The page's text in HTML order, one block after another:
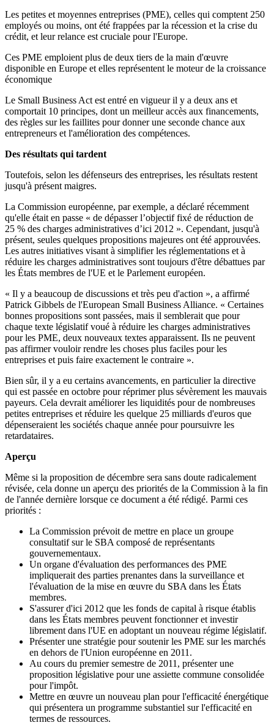
Les petites et moyennes entreprises (PME), celles qui comptent 250
employés ou moins, ont été frappées par la récession et la crise du
crédit, et leur relance est cruciale pour l'Europe.
Ces PME emploient plus de deux tiers de la main d'œuvre
disponible en Europe et elles représentent le moteur de la croissance
économique
Le Small Business Act est entré en vigueur il y a deux ans et
comportait 10 principes, dont un meilleur accès aux financements,
des règles sur les faillites pour donner une seconde chance aux
entrepreneurs et l'amélioration des compétences.
Des résultats qui tardent
Toutefois, selon les défenseurs des entreprises, les résultats restent
jusqu'à présent maigres.
La Commission européenne, par exemple, a déclaré récemment
qu'elle était en passe « de dépasser l’objectif fixé de réduction de
25 % des charges administratives d’ici 2012 ». Cependant, jusqu'à
présent, seules quelques propositions majeures ont été approuvées.
Les autres initiatives visant à simplifier les réglementations et à
réduire les charges administratives sont toujours d'être débattues par
les États membres de l'UE et le Parlement européen.
« Il y a beaucoup de discussions et très peu d'action », a affirmé
Patrick Gibbels de l'European Small Business Alliance. « Certaines
bonnes propositions sont passées, mais il semblerait que pour
chaque texte législatif voué à réduire les charges administratives
pour les PME, deux nouveaux textes apparaissent. Ils ne peuvent
pas affirmer vouloir rendre les choses plus faciles pour les
entreprises et puis faire exactement le contraire ».
Bien sûr, il y a eu certains avancements, en particulier la directive
qui est passée en octobre pour réprimer plus sévèrement les mauvais
payeurs. Cela devrait améliorer les liquidités pour de nombreuses
petites entreprises et réduire les quelque 25 milliards d'euros que
dépenseraient les sociétés chaque année pour poursuivre les
retardataires.
Aperçu
Même si la proposition de décembre sera sans doute radicalement
révisée, cela donne un aperçu des priorités de la Commission à la fin
de l'année dernière lorsque ce document a été rédigé. Parmi ces
priorités :
La Commission prévoit de mettre en place un groupe
consultatif sur le SBA composé de représentants
gouvernementaux.
Un organe d'évaluation des performances des PME
impliquerait des parties prenantes dans la surveillance et
l'évaluation de la mise en œuvre du SBA dans les États
membres.
S'assurer d'ici 2012 que les fonds de capital à risque établis
dans les États membres peuvent fonctionner et investir
librement dans l'UE en adoptant un nouveau régime législatif.
Présenter une stratégie pour soutenir les PME sur les marchés
en dehors de l'Union européenne en 2011.
Au cours du premier semestre de 2011, présenter une
proposition législative pour une assiette commune consolidée
pour l'impôt.
Mettre en œuvre un nouveau plan pour l'efficacité énergétique
qui présentera un programme substantiel sur l'efficacité en
termes de ressources.